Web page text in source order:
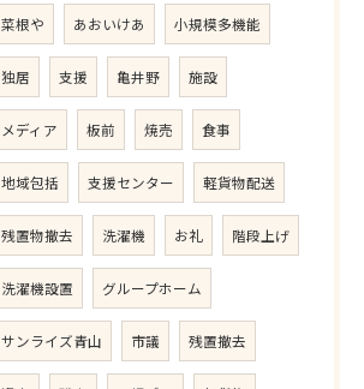
菜根や あおいけあ 小規模多機能
独居 支援 亀井野 施設
メディア 板前 焼売 食事
地域包括 支援センター 軽貨物配送
残置物撤去 洗濯機 お礼 階段上げ
洗濯機設置 グループホーム
サンライズ青山 市議 残置撤去